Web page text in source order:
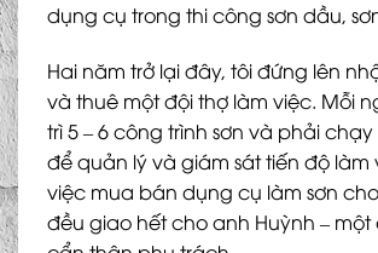
dụng cụ trong thi công sơn dầu,
Hai năm trở lại đây, tôi đứng lên
và thuê một đội thợ làm việc. Mỗi
trì 5 – 6 công trình sơn và phải
để quản lý và giám sát tiến độ làm
việc mua bán dụng cụ làm sơn
đều giao hết cho anh Huỳnh – một